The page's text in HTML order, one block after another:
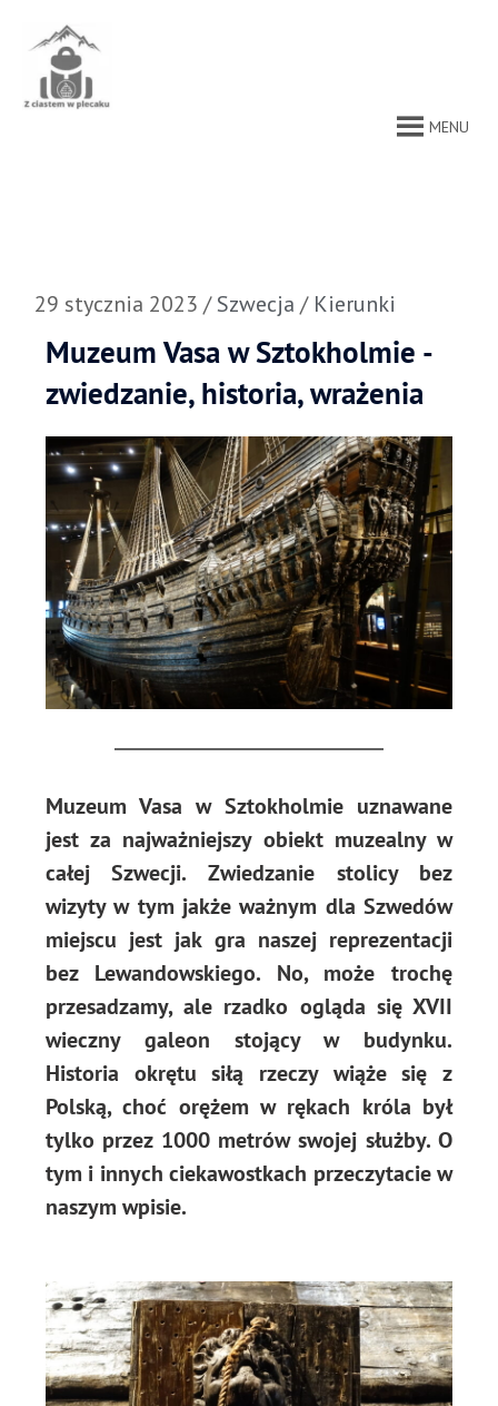
treści
MENU
29 stycznia 2023 /Szwecja / Kierunki
Muzeum Vasa w Sztokholmie -
zwiedzanie, historia, wrażenia
Muzeum Vasa w Sztokholmie uznawane
jest za najważniejszy obiekt muzealny w
całej Szwecji. Zwiedzanie stolicy bez
wizyty w tym jakże ważnym dla Szwedów
miejscu jest jak gra naszej reprezentacji
bez Lewandowskiego. No, może trochę
przesadzamy, ale rzadko ogląda się XVII
wieczny galeon stojący w budynku.
Historia okrętu siłą rzeczy wiąże się z
Polską, choć orężem w rękach króla był
tylko przez 1000 metrów swojej służby. O
tym i innych ciekawostkach przeczytacie w
naszym wpisie.